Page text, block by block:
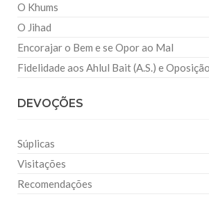
O Khums
O Jihad
Encorajar o Bem e se Opor ao Mal
Fidelidade aos Ahlul Bait (A.S.) e
DEVOÇÕES
Súplicas
Visitações
Recomendações